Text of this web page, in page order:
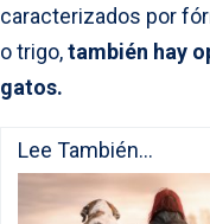
caracterizados por
o trigo,también hay
gatos.
Lee También...